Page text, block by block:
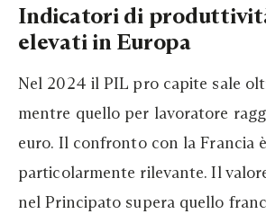
Indicatori di
elevati in Europa
Nel 2024 il PIL pro capite sale
mentre quello per lavoratore
euro. Il confronto con la Francia è
particolarmente rilevante. Il
nel Principato supera quello